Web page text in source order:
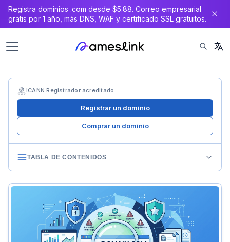
Registra dominios .com desde $5.88. Correo empresarial
gratis por 1 año, más DNS, WAF y certificado SSL gratuitos.
ICANN Registrador acreditado
Registrar un dominio
Comprar un dominio
TABLA DE CONTENIDOS
¿Por qué es importante?
Herramientas para el análisis WHOIS
Puntos de vigilancia